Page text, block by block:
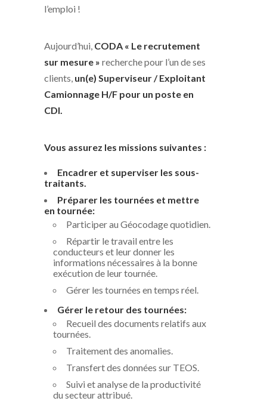
l’emploi !
Aujourd’hui, CODA « Le recrutement
sur mesure » recherche pour l’un de ses
clients, un(e) Superviseur / Exploitant
Camionnage H/F pour un poste en
CDI.
Vous assurez les missions suivantes :
Encadrer et superviser les sous-
traitants.
Préparer les tournées et mettre
en tournée:
Participer au Géocodage quotidien.
Répartir le travail entre les
conducteurs et leur donner les
informations nécessaires à la bonne
exécution de leur tournée.
Gérer les tournées en temps réel.
Gérer le retour des tournées:
Recueil des documents relatifs aux
tournées.
Traitement des anomalies.
Transfert des données sur TEOS.
Suivi et analyse de la productivité
du secteur attribué.